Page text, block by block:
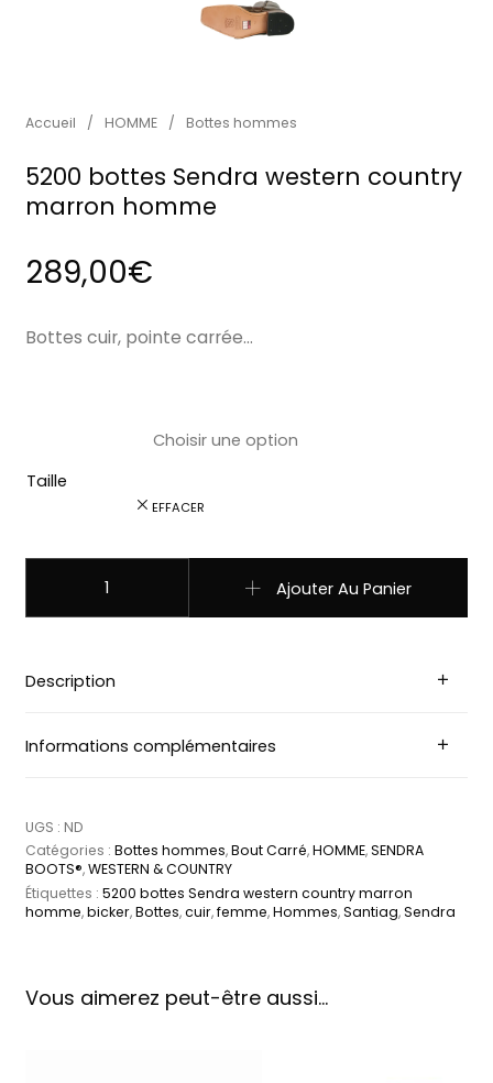
Accueil / HOMME / Bottes hommes
5200 bottes Sendra western country
marron homme
289,00€
Bottes cuir, pointe carrée…
Taille
EFFACER
Ajouter Au Panier
Description
Informations complémentaires
UGS : ND
Catégories : Bottes hommes,Bout Carré,HOMME,SENDRA
BOOTS®,WESTERN & COUNTRY
Étiquettes : 5200 bottes Sendra western country marron
homme,bicker,Bottes,cuir,femme,Hommes,Santiag,Sendra
Vous aimerez peut-être aussi…